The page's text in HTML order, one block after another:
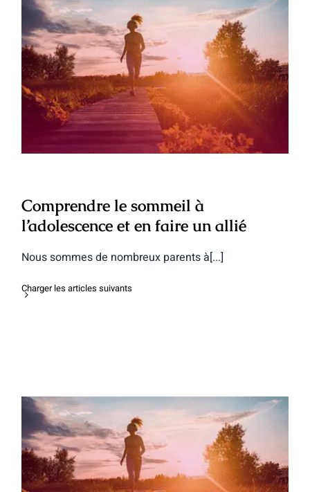
Comprendre le sommeil à l’adolescence
et en faire un allié
Comprendre le sommeil à
l’adolescence et en faire un allié
Nous sommes de nombreux parents à[...]
Charger les articles suivants
L’alimentation source d’énergie :